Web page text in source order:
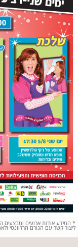
* המידע אודות ארועים ומבצעים
ליצור קשר עם הגורם הרלוונטי